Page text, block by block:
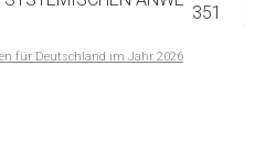
351
SYSTEMISCHEN
für Deutschland im Jahr 2026